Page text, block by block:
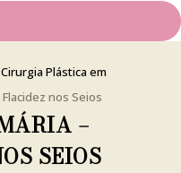
Cirurgia Plástica em
nos Seios
–
SEIOS